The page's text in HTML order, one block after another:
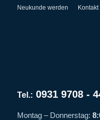
Neukunde werden Kontakt
Tel.: 0931 9708 -
Montag – Donnerstag: